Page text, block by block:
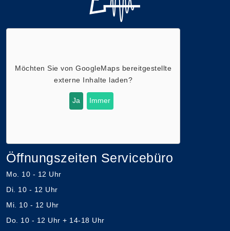
Möchten Sie vonGoogleMaps bereitgestellte
externe Inhalte laden?
Ja Immer
Öffnungszeiten Servicebüro
Mo. 10 - 12 Uhr
Di. 10 - 12 Uhr
Mi. 10 - 12 Uhr
Do. 10 - 12 Uhr + 14-18 Uhr